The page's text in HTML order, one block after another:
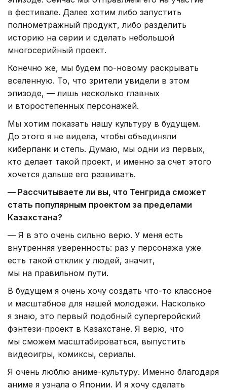
в фестивале. Далее хотим либо запустить
полнометражный продукт, либо разделить
историю на серии и сделать небольшой
многосерийный проект.
Конечно же, мы будем по-новому раскрывать
вселенную. То, что зрители увидели в этом
эпизоде, — лишь несколько главных
и второстепенных персонажей.
Мы хотим показать нашу культуру в будущем.
До этого я не видела, чтобы объединяли
киберпанк и степь. Думаю, мы одни из первых,
кто делает такой проект, и именно за счет этого
хочется дальше его развивать.
— Рассчитываете ли вы, что Тенгрида сможет
стать популярным проектом за пределами
Казахстана?
— Я в это очень сильно верю. У меня есть
внутренняя уверенность: раз у персонажа уже
есть такой отклик у людей, значит,
мы на правильном пути.
В будущем я очень хочу создать что-то классное
и масштабное для нашей молодежи. Насколько
я знаю, это первый подобный супергеройский
фэнтези-проект в Казахстане. Я верю, что
мы сможем масштабироваться, выпустить
видеоигры, комиксы, сериалы.
Я очень люблю аниме-культуру. Именно благодаря
аниме я узнала о Японии. И я хочу сделать